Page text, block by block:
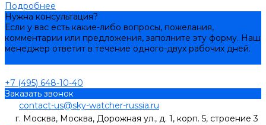
Подробнее
Нужна консультация?
Если у вас есть какие-либо вопросы, пожелания,
комментарии или предложения, заполните эту форму. Наш
менеджер ответит в течение одного-двух рабочих дней.
+7 (495) 648-10-40
Заказать звонок
contact-us@sky-watcher-russia.ru
г. Москва, Москва, Дорожная ул., д. 1, корп. 5, строение 3